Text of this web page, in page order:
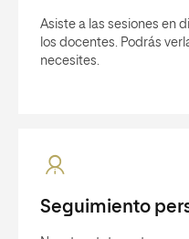
Asiste a las sesiones en
los docentes. Podrás
necesites.
Seguimiento